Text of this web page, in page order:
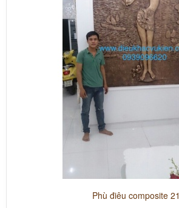
Phù điêu composite 21